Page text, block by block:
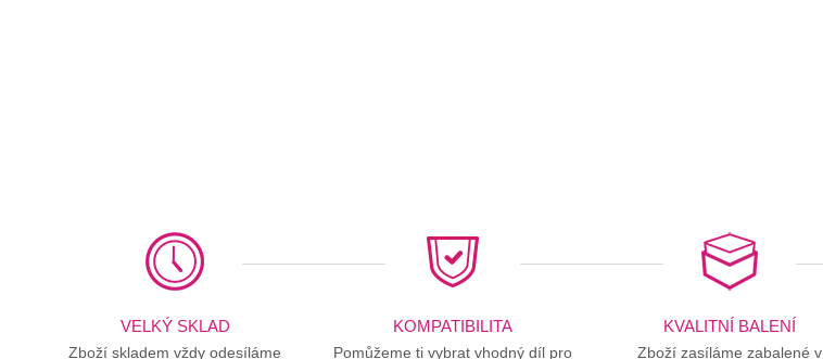
VELKÝ SKLAD
Zboží skladem vždy odesíláme
KOMPATIBILITA
Pomůžeme ti vybrat vhodný díl pro
KVALITNÍ BALENÍ
Zboží zasíláme zabalené v